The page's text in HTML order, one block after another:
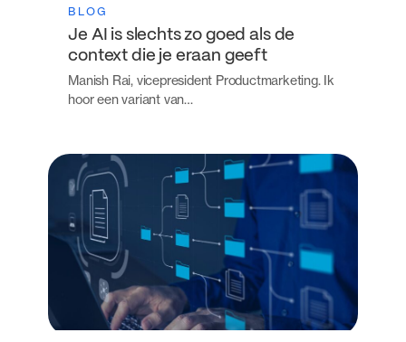
BLOG
Je AI is slechts zo goed als de
context die je eraan geeft
Manish Rai, vicepresident Productmarketing. Ik
hoor een variant van…